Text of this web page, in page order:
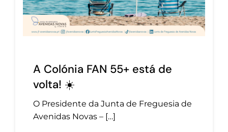
A Colónia FAN 55+ está de
volta! ☀️
O Presidente da Junta de Freguesia de
Avenidas Novas – […]